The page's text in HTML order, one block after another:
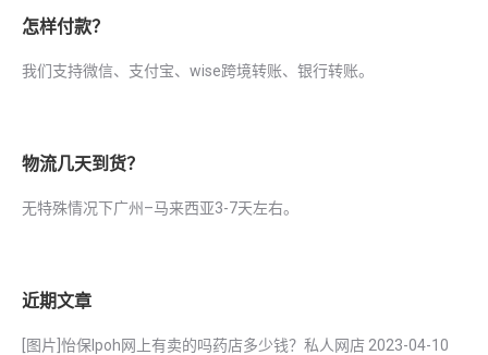
怎样付款？
我们支持微信、支付宝、wise跨境转账、银行转账。
物流几天到货？
无特殊情况下广州–马来西亚3-7天左右。
近期文章
[图片]怡保lpoh网上有卖的吗药店多少钱？私人网店 2023-04-10